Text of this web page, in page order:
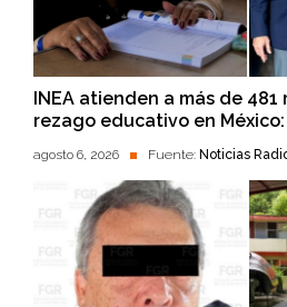
INEA atienden a más de 481
rezago educativo en
agosto 6, 2026 Fuente: Noticias